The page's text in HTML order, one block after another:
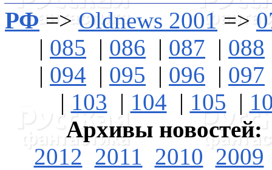
РФ=>Oldnews 2001=>
| 085 | 086 | 087 | 088
| 094 | 095 | 096 | 097
| 103 | 104 | 105 |
Архивы новостей:
2012 2011 2010 2009